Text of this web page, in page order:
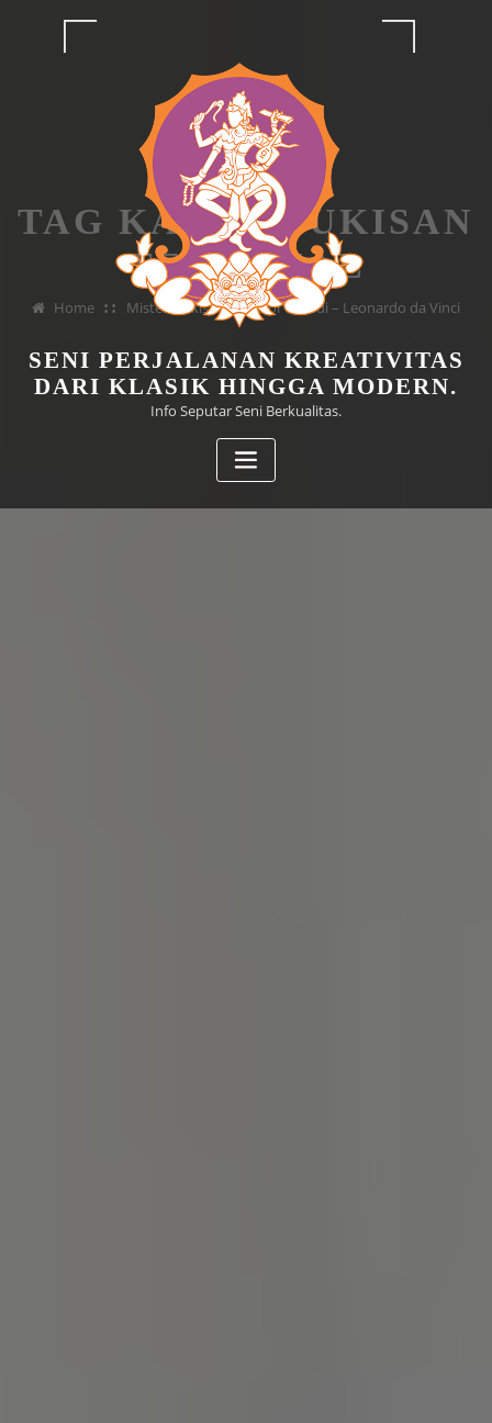
SENI PERJALANAN KREATIVITAS
DARI KLASIK HINGGA MODERN.
Info Seputar Seni Berkualitas.
TAG KARYA LUKISAN
TERKENAL
Home Misteri Lukisan Salvator Mundi – Leonardo da Vinci